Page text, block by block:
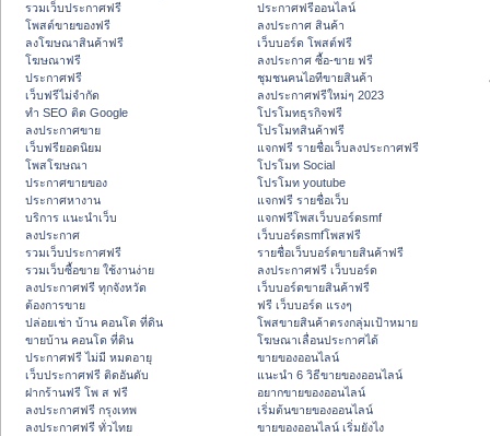
รวมเว็บประกาศฟรี
โพสต์ขายของฟรี
ลงโฆษณาสินค้าฟรี
โฆษณาฟรี
ประกาศฟรี
เว็บฟรีไม่จำกัด
ทำ SEO ติด Google
ลงประกาศขาย
เว็บฟรียอดนิยม
โพสโฆษณา
ประกาศขายของ
ประกาศหางาน
บริการ แนะนำเว็บ
ลงประกาศ
รวมเว็บประกาศฟรี
รวมเว็บซื้อขาย ใช้งานง่าย
ลงประกาศฟรี ทุกจังหวัด
ต้องการขาย
ปล่อยเช่า บ้าน คอนโด ที่ดิน
ขายบ้าน คอนโด ที่ดิน
ประกาศฟรี ไม่มี หมดอายุ
เว็บประกาศฟรี ติดอันดับ
ฝากร้านฟรี โพ ส ฟรี
ลงประกาศฟรี กรุงเทพ
ลงประกาศฟรี ทั่วไทย
ประกาศฟรีออนไลน์
ลงประกาศ สินค้า
เว็บบอร์ด โพสต์ฟรี
ลงประกาศ ซื้อ-ขาย ฟรี
ชุมชนคนไอทีขายสินค้า
ลงประกาศฟรีใหม่ๆ 2023
โปรโมทธุรกิจฟรี
โปรโมทสินค้าฟรี
แจกฟรี รายชื่อเว็บลงประกาศฟรี
โปรโมท Social
โปรโมท youtube
แจกฟรี รายชื่อเว็บ
แจกฟรีโพสเว็บบอร์ดsmf
เว็บบอร์ดsmfโพสฟรี
รายชื่อเว็บบอร์ดขายสินค้าฟรี
ลงประกาศฟรี เว็บบอร์ด
เว็บบอร์ดขายสินค้าฟรี
ฟรี เว็บบอร์ด แรงๆ
โพสขายสินค้าตรงกลุ่มเป้าหมาย
โฆษณาเลื่อนประกาศได้
ขายของออนไลน์
แนะนำ 6 วิธีขายของออนไลน์
อยากขายของออนไลน์
เริ่มต้นขายของออนไลน์
ขายของออนไลน์ เริ่มยังไง